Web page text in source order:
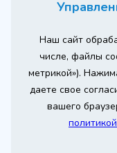
Наш сайт
числе, файлы
метрикой»).
даете свое
вашего
Вся информация на
справочный характер и
офертой в
Для получения
стоимости указанных
пожалуйста,
телефону
При использовании